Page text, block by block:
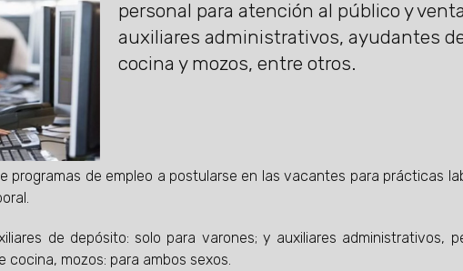
personal para atención al público y
auxiliares administrativos, ayudantes
cocina y mozos, entre otros.
programas de empleo a postularse en las vacantes para prácticas
de depósito: solo para varones; y auxiliares administrativos,
mozos: para ambos sexos.